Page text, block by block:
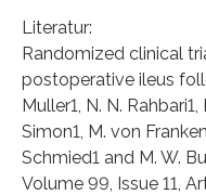
Literatur:
Randomized clinical
postoperative ileus
Muller1, N. N.
Simon1, M. von
Schmied1 and M. W.
Volume 99, Issue 11,